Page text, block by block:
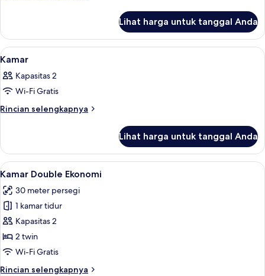
Kamar
Lihat harga untuk tanggal Anda
Lihat
semua
foto
untuk
Kamar
Brankas, meja kerja, Wi-Fi gratis, dan
19
Kamar
Kapasitas 2
Wi-Fi Gratis
Rincian selengkapnya
Rincian
Kamar
Lihat harga untuk tanggal Anda
Lihat
semua
foto
untuk
Kamar
Double
Ekonomi
Kamar Double Ekonomi | Brankas,
4
Kamar Double Ekonomi
30 meter persegi
1 kamar tidur
Kapasitas 2
2 twin
Wi-Fi Gratis
Rincian selengkapnya
Rincian